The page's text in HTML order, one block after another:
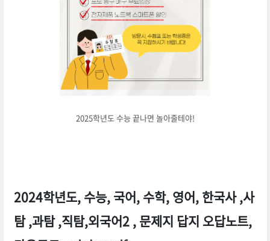
2025학년도 수능 끝나면 놀아줄테야!
2024학년도, 수능, 국어, 수학, 영어, 한국사 ,사
탐 ,과탐 ,직탐,외국어2 , 문제지 답지 오답노트,